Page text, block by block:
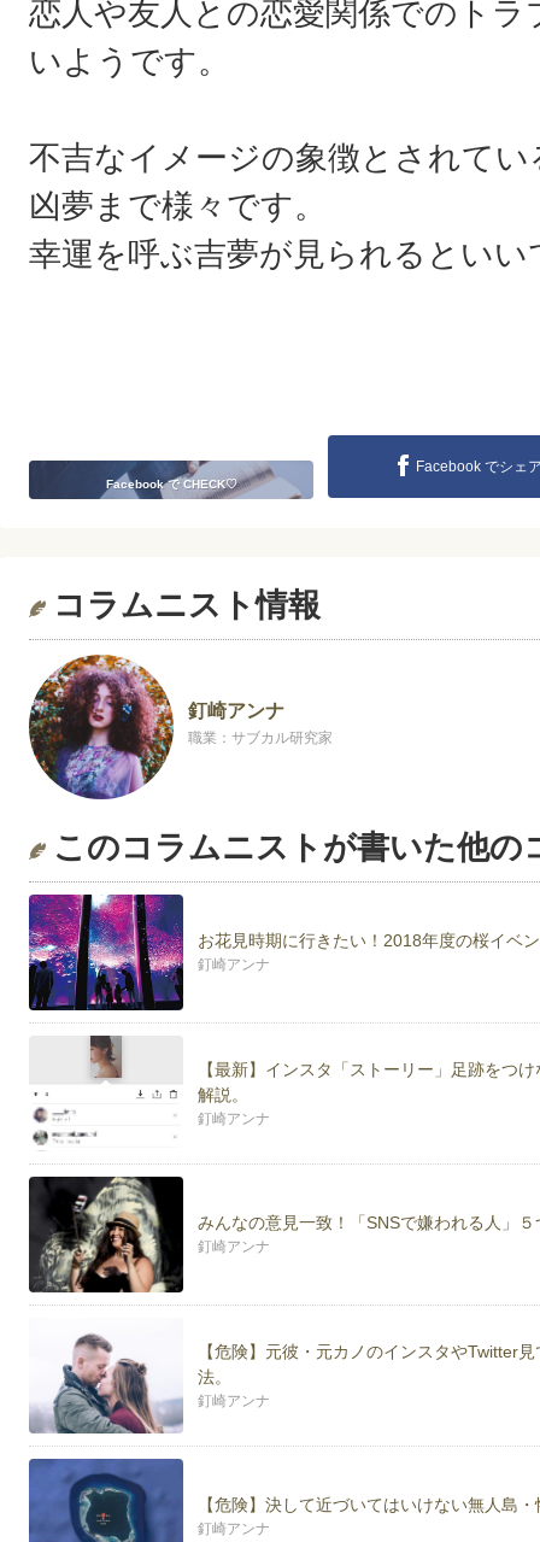
恋人や友人との恋愛関係でのト
いようです。
不吉なイメージの象徴とされて
凶夢まで様々です。
幸運を呼ぶ吉夢が見られるといい
Facebook で CHECK♡
Facebook でシェ
コラムニスト情報
釘崎アンナ
職業：サブカル研究家
このコラムニストが書いた他の
お花見時期に行きたい！2018年度の桜イベ
釘崎アンナ
【最新】インスタ「ストーリー」足跡をつ
解説。
釘崎アンナ
みんなの意見一致！「SNSで嫌われる人」
釘崎アンナ
【危険】元彼・元カノのインスタやTwitter
法。
釘崎アンナ
【危険】決して近づいてはいけない無人島
釘崎アンナ